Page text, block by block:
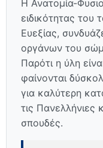
Η Ανατομία-
ειδικότητας του
Ευεξίας,
οργάνων του
Παρότι η ύλη
φαίνονται
για καλύτερη
τις Πανελλήνιες
σπουδές.